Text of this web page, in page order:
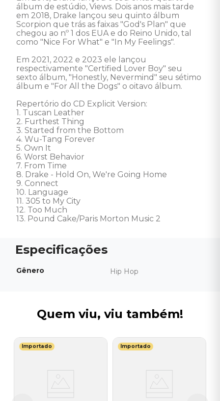
álbum de estúdio, Views. Dois anos mais tarde
em 2018, Drake lançou seu quinto álbum
Scorpion que trás as faixas "God's Plan" que
chegou ao nº 1 dos EUA e do Reino Unido, tal
como "Nice For What" e "In My Feelings".
Em 2021, 2022 e 2023 ele lançou
respectivamente "Certified Lover Boy" seu
sexto álbum, "Honestly, Nevermind" seu sétimo
álbum e "For All the Dogs" o oitavo álbum.
Repertório do CD Explicit Version:
1. Tuscan Leather
2. Furthest Thing
3. Started from the Bottom
4. Wu-Tang Forever
5. Own It
6. Worst Behavior
7. From Time
8. Drake - Hold On, We're Going Home
9. Connect
10. Language
11. 305 to My City
12. Too Much
13. Pound Cake/Paris Morton Music 2
Gênero Hip Hop
Quem viu, viu também!
Importado Importado